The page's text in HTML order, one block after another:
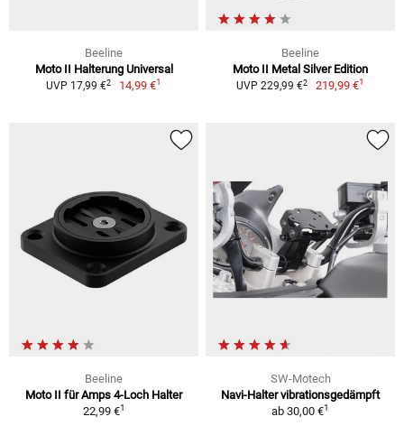
Beeline
Moto II Halterung Universal
UVP 17,99 €2 14,99 €1
Beeline
Moto II Metal Silver Edition
UVP 229,99 €2 219,99 €1
Beeline
Moto II für Amps 4-Loch Halter
22,99 €1
SW-Motech
Navi-Halter vibrationsgedämpft
ab 30,00 €1